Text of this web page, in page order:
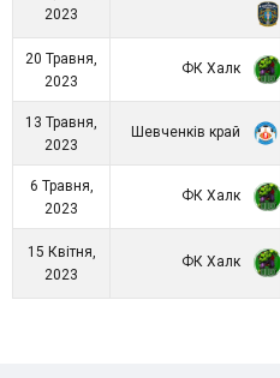
2023
20 Травня,
2023
ФК Халк
13 Травня,
2023
Шевченків край
6 Травня,
2023
ФК Халк
15 Квітня,
2023
ФК Халк